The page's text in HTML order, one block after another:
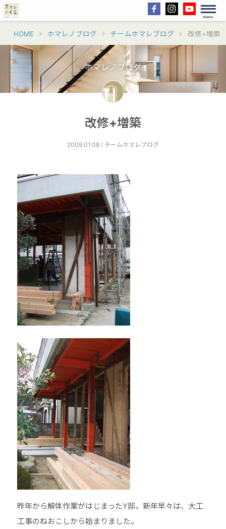
menu
HOME ホマレノブログ チームホマレブログ 改修+増築
ホマレノブログ
改修+増築
2009.01.08 / チームホマレブログ
昨年から解体作業がはじまったY邸。新年早々は、大工
工事のねおこしから始まりました。